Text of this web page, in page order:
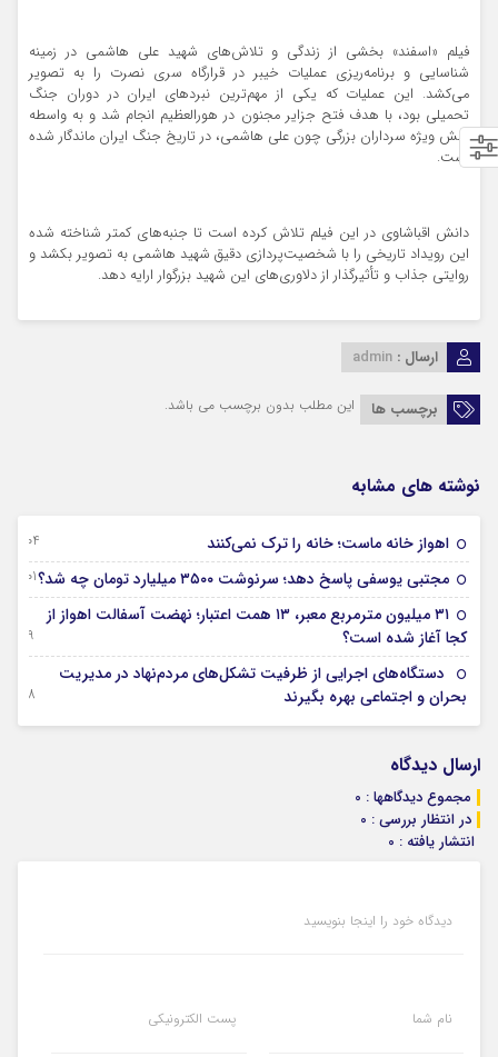
فیلم «اسفند» بخشی از زندگی و تلاش‌های شهید علی هاشمی در زمینه
شناسایی و برنامه‌ریزی عملیات خیبر در قرارگاه سری نصرت را به تصویر
می‌کشد. این عملیات که یکی از مهم‌ترین نبردهای ایران در دوران جنگ
تحمیلی بود، با هدف فتح جزایر مجنون در هورالعظیم انجام شد و به واسطه
نقش ویژه سرداران بزرگی چون علی هاشمی، در تاریخ جنگ ایران ماندگار شده
است.
دانش اقباشاوی در این فیلم تلاش کرده است تا جنبه‌های کمتر شناخته شده
این رویداد تاریخی را با شخصیت‌پردازی دقیق شهید هاشمی به تصویر بکشد و
روایتی جذاب و تأثیرگذار از دلاوری‌های این شهید بزرگوار ارایه دهد.
ارسال : admin
برچسب ها این مطلب بدون برچسب می باشد.
نوشته های مشابه
اهواز خانه ماست؛ خانه را ترک نمی‌کنند 04 آگوست 2026
مجتبی یوسفی پاسخ دهد؛ سرنوشت ۳۵۰۰ میلیارد تومان چه شد؟ 01 آگوست 2026
۳۱ میلیون مترمربع معبر، ۱۳ همت اعتبار؛ نهضت آسفالت اهواز از
کجا آغاز شده است؟
29 جولای 2026
دستگاه‌های اجرایی از ظرفیت تشکل‌های مردم‌نهاد در مدیریت
بحران و اجتماعی بهره بگیرند
28 جولای 2026
ارسال دیدگاه
مجموع دیدگاهها : 0
در انتظار بررسی : 0
انتشار یافته : 0
دیدگاه خود را اینجا بنویسید
نام شما پست الکترونیکی